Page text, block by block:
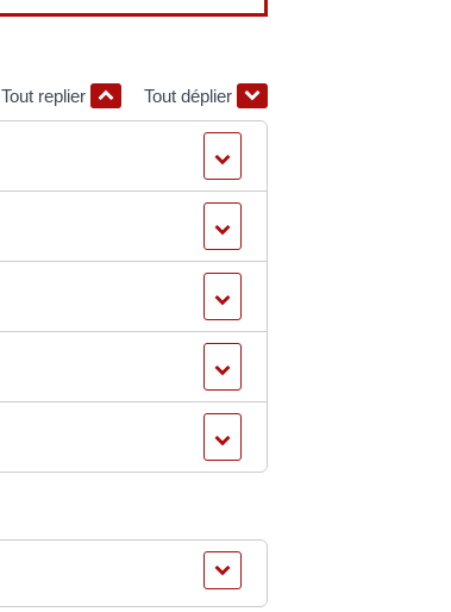
Tout replier
Tout déplier